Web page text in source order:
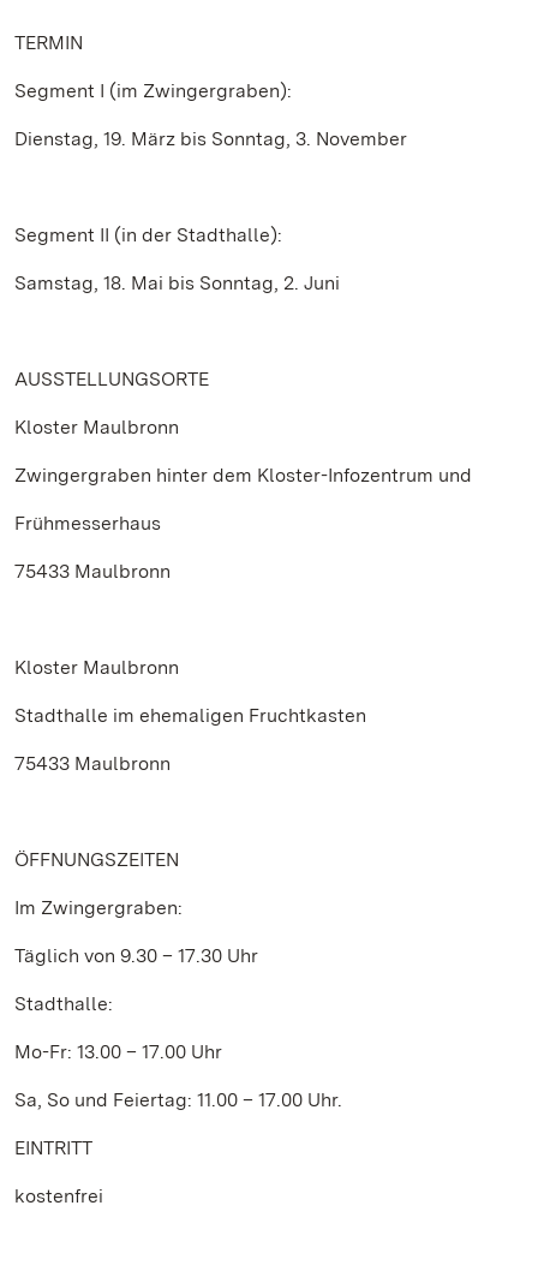
TERMIN
Segment I (im Zwingergraben):
Dienstag, 19. März bis Sonntag, 3. November
Segment II (in der Stadthalle):
Samstag, 18. Mai bis Sonntag, 2. Juni
AUSSTELLUNGSORTE
Kloster Maulbronn
Zwingergraben hinter dem Kloster-Infozentrum und
Frühmesserhaus
75433 Maulbronn
Kloster Maulbronn
Stadthalle im ehemaligen Fruchtkasten
75433 Maulbronn
ÖFFNUNGSZEITEN
Im Zwingergraben:
Täglich von 9.30 – 17.30 Uhr
Stadthalle:
Mo-Fr: 13.00 – 17.00 Uhr
Sa, So und Feiertag: 11.00 – 17.00 Uhr.
EINTRITT
kostenfrei